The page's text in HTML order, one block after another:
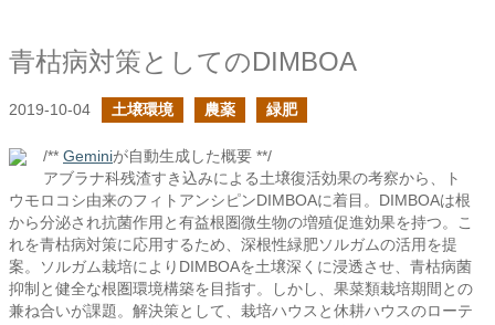
青枯病対策としてのDIMBOA
2019-10-04 土壌環境 農薬 緑肥
/** Geminiが自動生成した概要 **/
アブラナ科残渣すき込みによる土壌復活効果の考察から、ト
ウモロコシ由来のフィトアンシピンDIMBOAに着目。DIMBOAは根
から分泌され抗菌作用と有益根圏微生物の増殖促進効果を持つ。こ
れを青枯病対策に応用するため、深根性緑肥ソルガムの活用を提
案。ソルガム栽培によりDIMBOAを土壌深くに浸透させ、青枯病菌
抑制と健全な根圏環境構築を目指す。しかし、果菜類栽培期間との
兼ね合いが課題。解決策として、栽培ハウスと休耕ハウスのローテ